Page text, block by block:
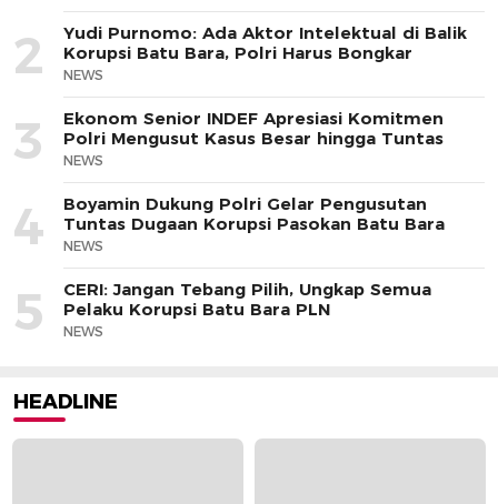
2
Yudi Purnomo: Ada Aktor Intelektual di Balik
Korupsi Batu Bara, Polri Harus Bongkar
NEWS
3
Ekonom Senior INDEF Apresiasi Komitmen
Polri Mengusut Kasus Besar hingga Tuntas
NEWS
4
Boyamin Dukung Polri Gelar Pengusutan
Tuntas Dugaan Korupsi Pasokan Batu Bara
NEWS
5
CERI: Jangan Tebang Pilih, Ungkap Semua
Pelaku Korupsi Batu Bara PLN
NEWS
HEADLINE